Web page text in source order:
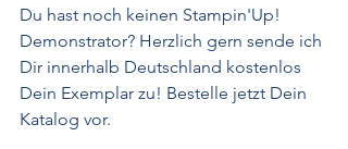
Du hast noch keinen Stampin'Up!
Demonstrator? Herzlich gern sende ich
Dir innerhalb Deutschland kostenlos
Dein Exemplar zu! Bestelle jetzt Dein
Katalog vor.